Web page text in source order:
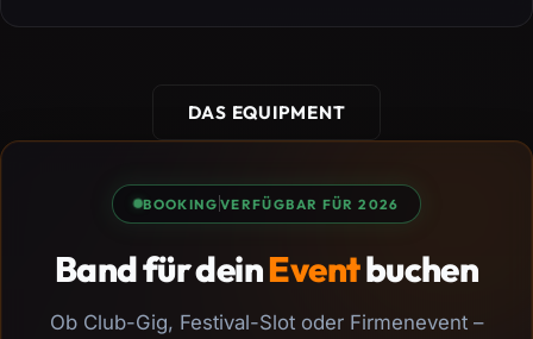
DAS EQUIPMENT
BOOKING VERFÜGBAR FÜR 2026
Band für deinEventbuchen
Ob Club-Gig, Festival-Slot oder Firmenevent –